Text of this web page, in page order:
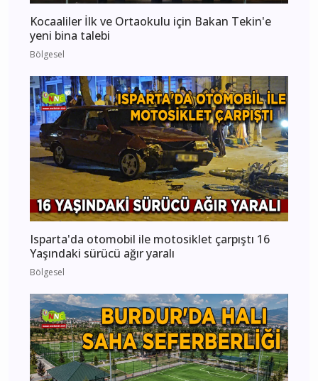
Kocaaliler İlk ve Ortaokulu için Bakan Tekin'e
yeni bina talebi
Bölgesel
Isparta'da otomobil ile motosiklet çarpıştı 16
Yaşındaki sürücü ağır yaralı
Bölgesel